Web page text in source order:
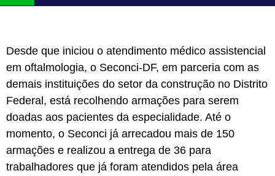
Desde que iniciou o atendimento médico assistencial
em oftalmologia, o Seconci-DF, em parceria com as
demais instituições do setor da construção no Distrito
Federal, está recolhendo armações para serem
doadas aos pacientes da especialidade. Até o
momento, o Seconci já arrecadou mais de 150
armações e realizou a entrega de 36 para
trabalhadores que já foram atendidos pela área